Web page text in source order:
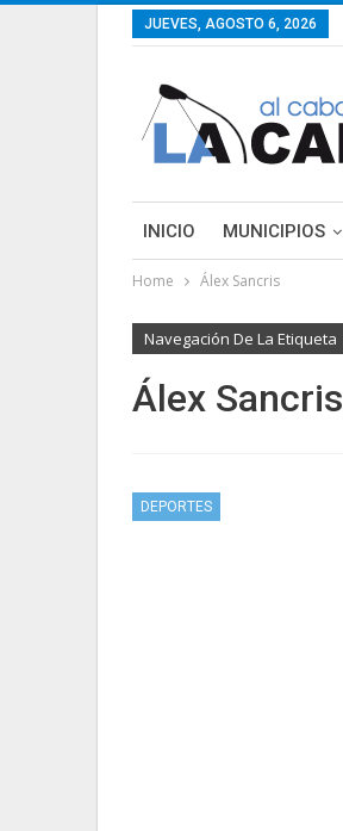
JUEVES, AGOSTO 6, 2026
INICIO MUNICIPIOS
Home Álex Sancris
Navegación De La Etiqueta
Álex Sancris
DEPORTES